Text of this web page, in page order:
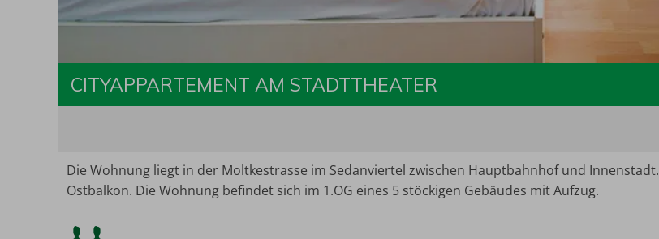
CITYAPPARTEMENT AM STADTTHEATER
Die Wohnung liegt in der Moltkestrasse im Sedanviertel zwischen Hauptbahnhof und
Ostbalkon. Die Wohnung befindet sich im 1.OG eines 5 stöckigen Gebäudes mit Aufzug.
Mindestbelegung: